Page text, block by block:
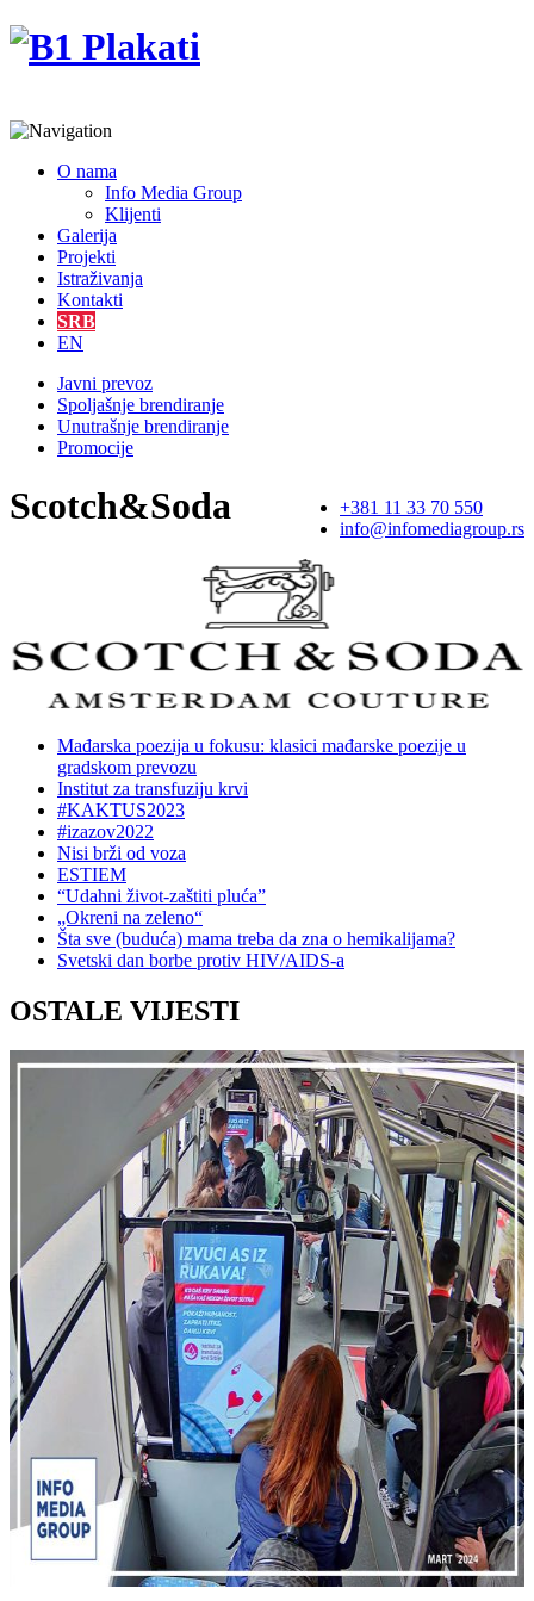
O nama
Info Media Group
Klijenti
Galerija
Projekti
Istraživanja
Kontakti
SRB
EN
Javni prevoz
Spoljašnje brendiranje
Unutrašnje brendiranje
Promocije
+381 11 33 70 550
info@infomediagroup.rs
Scotch&Soda
Mađarska poezija u fokusu: klasici mađarske poezije u
gradskom prevozu
Institut za transfuziju krvi
#KAKTUS2023
#izazov2022
Nisi brži od voza
ESTIEM
“Udahni život-zaštiti pluća”
„Okreni na zeleno“
Šta sve (buduća) mama treba da zna o hemikalijama?
Svetski dan borbe protiv HIV/AIDS-a
OSTALE VIJESTI